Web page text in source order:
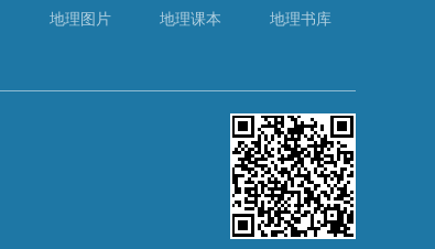
地理图片 地理课本
地理书库